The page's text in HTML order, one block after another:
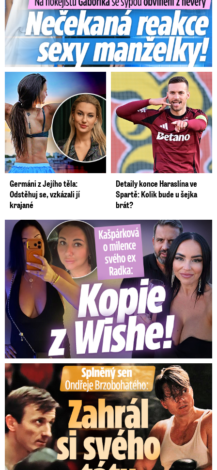
Germáni z Jejího těla:
Odstěhuj se, vzkázali jí
krajané
Detaily konce Haraslína ve
Spartě: Kolik bude u šejka
brát?
Kašpárková o milence svého ex Radka: Kopie z Wishe!
Splněný sen Ondřeje Brzobohatého: Zahrál si svého tátu